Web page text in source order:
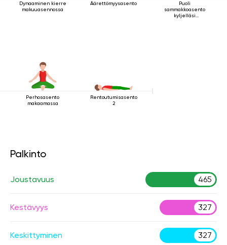
Dynaaminen kierre
makuuasennossa
Äärettömyysasento
Puoli
sammakkoasento
kyljelläsi
Perhosasento
makaamassa
Rentoutumisasento
2
Palkinto
Joustavuus 465
Kestävyys 327
Keskittyminen 327